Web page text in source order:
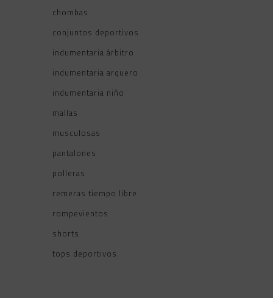
chombas
conjuntos deportivos
indumentaria árbitro
indumentaria arquero
indumentaria niño
mallas
musculosas
pantalones
polleras
remeras tiempo libre
rompevientos
shorts
tops deportivos